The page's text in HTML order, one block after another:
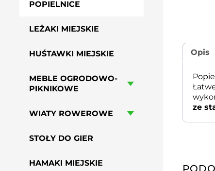
Opis
ze
POPIELNICE
LEŻAKI MIEJSKIE
HUŚTAWKI MIEJSKIE
MEBLE OGRODOWO-
PIKNIKOWE
WIATY ROWEROWE
STOŁY DO GIER
HAMAKI MIEJSKIE